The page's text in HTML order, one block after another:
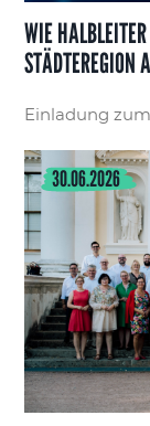
WIE
STÄDTEREGION
Einladung
30.06.2026